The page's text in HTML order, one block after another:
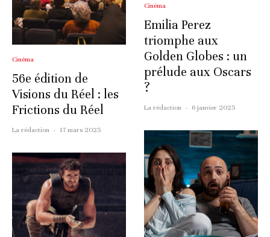
Cinéma
56e édition de
Visions du Réel : les
Frictions du Réel
La rédaction · 17 mars 2025
Cinéma
Emilia Perez
triomphe aux
Golden Globes : un
prélude aux Oscars
?
La rédaction · 6 janvier 2025